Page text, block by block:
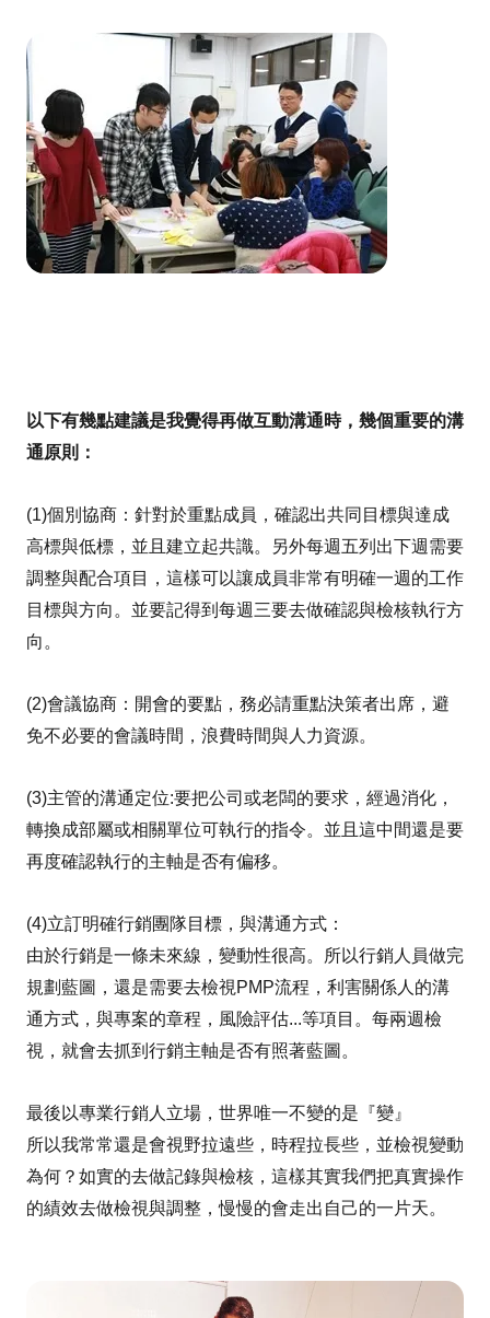
以下有幾點建議是我覺得再做互動溝通時，幾個重要的溝
通原則：
(1)個別協商：針對於重點成員，確認出共同目標與達成
高標與低標，並且建立起共識。另外每週五列出下週需要
調整與配合項目，這樣可以讓成員非常有明確一週的工作
目標與方向。並要記得到每週三要去做確認與檢核執行方
向。
(2)會議協商：開會的要點，務必請重點決策者出席，避
免不必要的會議時間，浪費時間與人力資源。
(3)主管的溝通定位:要把公司或老闆的要求，經過消化，
轉換成部屬或相關單位可執行的指令。並且這中間還是要
再度確認執行的主軸是否有偏移。
(4)立訂明確行銷團隊目標，與溝通方式：
由於行銷是一條未來線，變動性很高。所以行銷人員做完
規劃藍圖，還是需要去檢視PMP流程，利害關係人的溝
通方式，與專案的章程，風險評估...等項目。每兩週檢
視，就會去抓到行銷主軸是否有照著藍圖。
最後以專業行銷人立場，世界唯一不變的是『變』
所以我常常還是會視野拉遠些，時程拉長些，並檢視變動
為何？如實的去做記錄與檢核，這樣其實我們把真實操作
的績效去做檢視與調整，慢慢的會走出自己的一片天。